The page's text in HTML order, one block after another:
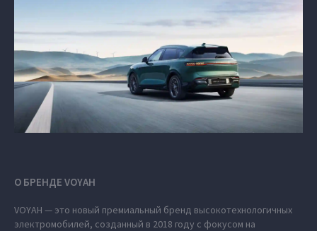
О БРЕНДЕ VOYAH
VOYAH — это новый премиальный бренд высокотехнологичных
электромобилей, созданный в 2018 году с фокусом на